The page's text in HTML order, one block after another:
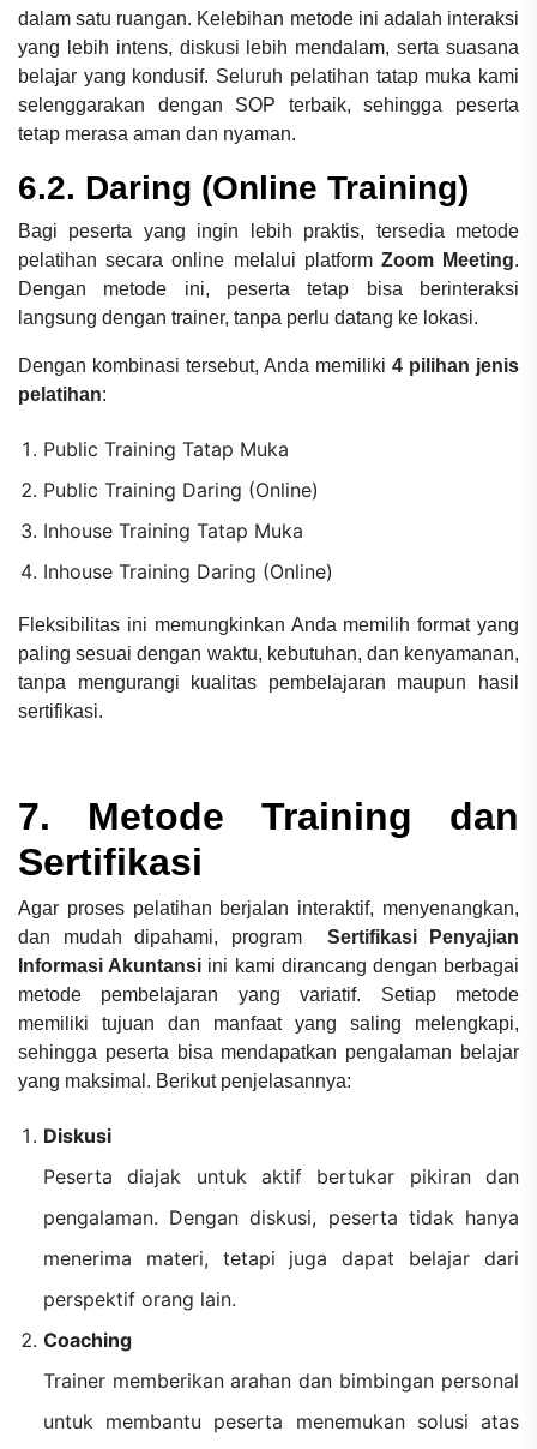
dalam satu ruangan. Kelebihan metode ini adalah interaksi
yang lebih intens, diskusi lebih mendalam, serta suasana
belajar yang kondusif. Seluruh pelatihan tatap muka kami
selenggarakan dengan SOP terbaik, sehingga peserta
tetap merasa aman dan nyaman.
6.2. Daring (Online Training)
Bagi peserta yang ingin lebih praktis, tersedia metode
pelatihan secara online melalui platform Zoom Meeting.
Dengan metode ini, peserta tetap bisa berinteraksi
langsung dengan trainer, tanpa perlu datang ke lokasi.
Dengan kombinasi tersebut, Anda memiliki 4 pilihan jenis
pelatihan:
Public Training Tatap Muka
Public Training Daring (Online)
Inhouse Training Tatap Muka
Inhouse Training Daring (Online)
Fleksibilitas ini memungkinkan Anda memilih format yang
paling sesuai dengan waktu, kebutuhan, dan kenyamanan,
tanpa mengurangi kualitas pembelajaran maupun hasil
sertifikasi.
7. Metode Training dan
Sertifikasi
Agar proses pelatihan berjalan interaktif, menyenangkan,
dan mudah dipahami, program Sertifikasi
Penyajian
Informasi Akuntansi ini kami dirancang dengan berbagai
metode pembelajaran yang variatif. Setiap metode
memiliki tujuan dan manfaat yang saling melengkapi,
sehingga peserta bisa mendapatkan pengalaman belajar
yang maksimal. Berikut penjelasannya:
Diskusi
Peserta diajak untuk aktif bertukar pikiran dan
pengalaman. Dengan diskusi, peserta tidak hanya
menerima materi, tetapi juga dapat belajar dari
perspektif orang lain.
Coaching
Trainer memberikan arahan dan bimbingan personal
untuk membantu peserta menemukan solusi atas